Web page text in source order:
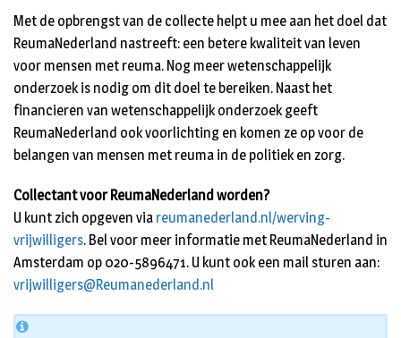
Met de opbrengst van de collecte helpt u mee aan het doel dat
ReumaNederland nastreeft: een betere kwaliteit van leven
voor mensen met reuma. Nog meer wetenschappelijk
onderzoek is nodig om dit doel te bereiken. Naast het
financieren van wetenschappelijk onderzoek geeft
ReumaNederland ook voorlichting en komen ze op voor de
belangen van mensen met reuma in de politiek en zorg.
Collectant voor ReumaNederland worden?
U kunt zich opgeven via reumanederland.nl/werving-
vrijwilligers. Bel voor meer informatie met ReumaNederland in
Amsterdam op 020-5896471. U kunt ook een mail sturen aan:
vrijwilligers@Reumanederland.nl